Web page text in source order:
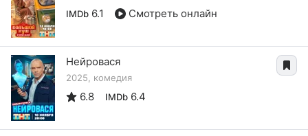
IMDb 6.1 Смотреть онлайн
Нейровася
2025, комедия
6.8 IMDb 6.4